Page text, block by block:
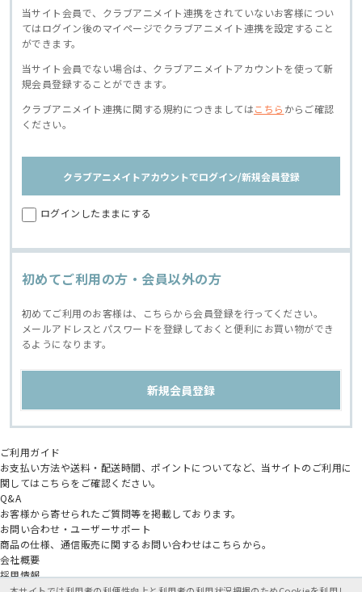
当サイト会員で、クラブアニメイト連携をされていないお客様につい
てはログイン後のマイページでクラブアニメイト連携を設定すること
ができます。
当サイト会員でない場合は、クラブアニメイトアカウントを使って新
規会員登録することができます。
クラブアニメイト連携に関する規約につきましてはこちら からご確認
ください。
クラブアニメイトアカウントでログイン/新規会員登録
ログインしたままにする
初めてご利用の方・会員以外の方
初めてご利用のお客様は、こちらから会員登録を行ってください。
メールアドレスとパスワードを登録しておくと便利にお買い物ができ
るようになります。
ご利用ガイド
お支払い方法や送料・配送時間、ポイントについてなど、当サイトのご利用に
関してはこちらをご確認ください。
Q&A
お客様から寄せられたご質問等を掲載しております。
お問い合わせ・ユーザーサポート
商品の仕様、通信販売に関するお問い合わせはこちらから。
会社概要
採用情報